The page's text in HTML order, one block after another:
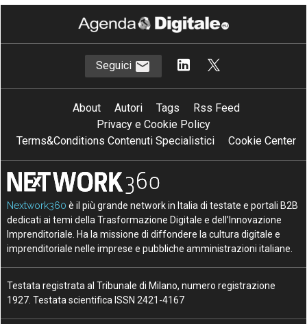
Seguici
About Autori Tags
Rss Feed
Privacy e Cookie Policy
Terms&Conditions Contenuti Specialistici
Cookie Center
Nextwork360 è il più grande network in Italia di testate e portali B2B
dedicati ai temi della Trasformazione Digitale e dell’Innovazione
Imprenditoriale. Ha la missione di diffondere la cultura digitale e
imprenditoriale nelle imprese e pubbliche amministrazioni italiane.
Testata registrata al Tribunale di Milano, numero registrazione
1927. Testata scientifica ISSN 2421-4167